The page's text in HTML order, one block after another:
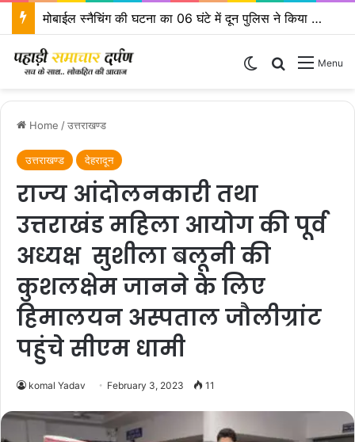
एसएसपी दून के निर्देशों पर एसपी ऋषिकेश द्वारा कावड़ मेला क्षेत्रों का किया निरीक्षण
Menu
Search for
Switch skin
Home /उत्तराखण्ड
उत्तराखण्ड देहरादून
राज्य आंदोलनकारी तथा
उत्तराखंड महिला आयोग की पूर्व
अध्यक्ष सुशीला बलूनी की
कुशलक्षेम जानने के लिए
हिमालयन अस्पताल जौलीग्रांट
पहुंचे सीएम धामी
komal Yadav February 3, 2023 11